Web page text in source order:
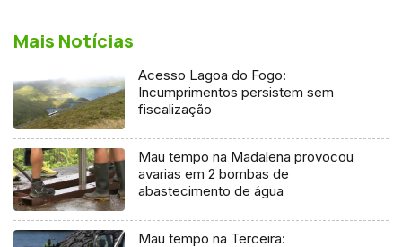
Mais Notícias
Acesso Lagoa do Fogo:
Incumprimentos persistem sem
fiscalização
Mau tempo na Madalena provocou
avarias em 2 bombas de
abastecimento de água
Mau tempo na Terceira: